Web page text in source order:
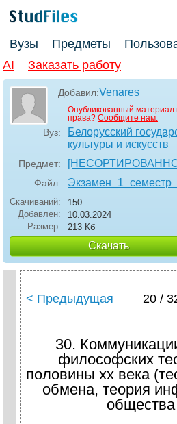
Вузы Предметы
AI
Заказать работу
Добавил:Venares
Опубликованный
права? Сообщите нам.
Вуз:
Белорусский
культуры и искусств
Предмет:
Файл:
Скачиваний:
150
Добавлен:
10.03.2024
Размер:
213 Кб
Скачать
< Предыдущая 20 /
30.
философских
половины хх века
обмена, теория